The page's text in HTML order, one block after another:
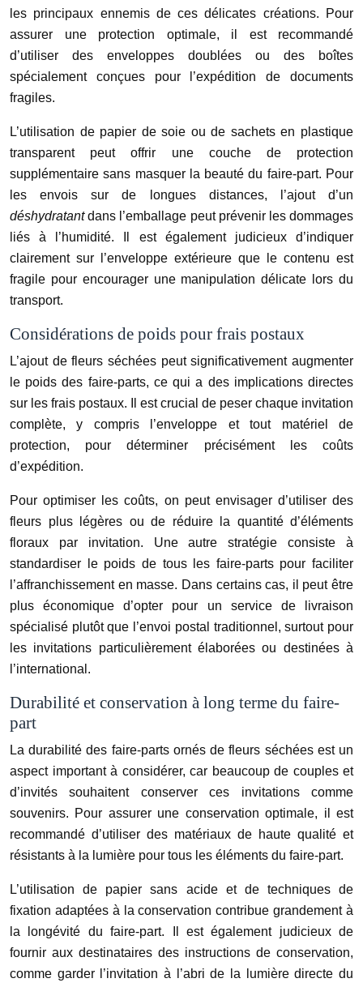
les principaux ennemis de ces délicates créations. Pour
assurer une protection optimale, il est recommandé
d’utiliser des enveloppes doublées ou des boîtes
spécialement conçues pour l’expédition de documents
fragiles.
L’utilisation de papier de soie ou de sachets en plastique
transparent peut offrir une couche de protection
supplémentaire sans masquer la beauté du faire-part. Pour
les envois sur de longues distances, l’ajout d’un
déshydratantdans l’emballage peut prévenir les dommages
liés à l’humidité. Il est également judicieux d’indiquer
clairement sur l’enveloppe extérieure que le contenu est
fragile pour encourager une manipulation délicate lors du
transport.
Considérations de poids pour frais postaux
L’ajout de fleurs séchées peut significativement augmenter
le poids des faire-parts, ce qui a des implications directes
sur les frais postaux. Il est crucial de peser chaque invitation
complète, y compris l’enveloppe et tout matériel de
protection, pour déterminer précisément les coûts
d’expédition.
Pour optimiser les coûts, on peut envisager d’utiliser des
fleurs plus légères ou de réduire la quantité d’éléments
floraux par invitation. Une autre stratégie consiste à
standardiser le poids de tous les faire-parts pour faciliter
l’affranchissement en masse. Dans certains cas, il peut être
plus économique d’opter pour un service de livraison
spécialisé plutôt que l’envoi postal traditionnel, surtout pour
les invitations particulièrement élaborées ou destinées à
l’international.
Durabilité et conservation à long terme du faire-
part
La durabilité des faire-parts ornés de fleurs séchées est un
aspect important à considérer, car beaucoup de couples et
d’invités souhaitent conserver ces invitations comme
souvenirs. Pour assurer une conservation optimale, il est
recommandé d’utiliser des matériaux de haute qualité et
résistants à la lumière pour tous les éléments du faire-part.
L’utilisation de papier sans acide et de techniques de
fixation adaptées à la conservation contribue grandement à
la longévité du faire-part. Il est également judicieux de
fournir aux destinataires des instructions de conservation,
comme garder l’invitation à l’abri de la lumière directe du